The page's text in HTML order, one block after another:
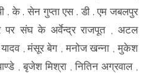
. के . सेन गुप्ता एस . डी . एम जबलपुर
पर संघ के अर्वेन्द्र राजपूत , अटल
यादव , मंसूर बेग , मनोज खन्ना , मुकेश
, बृजेश मिश्रा , नितिन अग्रवाल ,